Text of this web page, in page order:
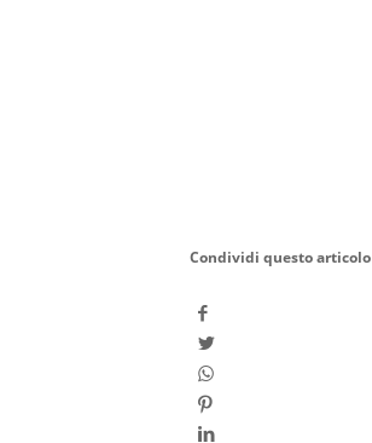
Condividi questo articolo